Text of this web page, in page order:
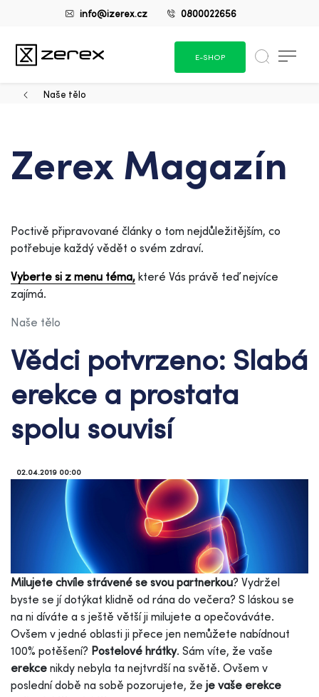
info@izerex.cz 0800022656
E-SHOP
Naše tělo
Zerex Magazín
Poctivě připravované články o tom nejdůležitějším, co
potřebuje každý vědět o svém zdraví.
Vyberte si z menu téma, které Vás právě teď nejvíce
zajímá.
Naše tělo
Vědci potvrzeno: Slabá
erekce a prostata
spolu souvisí
02.04.2019 00:00
Milujete chvíle strávené se svou partnerkou? Vydržel
byste se jí dotýkat klidně od rána do večera? S láskou se
na ni díváte a s ještě větší ji milujete a opečováváte.
Ovšem v jedné oblasti ji přece jen nemůžete nabídnout
100% potěšení? Postelové hrátky. Sám víte, že vaše
erekce nikdy nebyla ta nejtvrdší na světě. Ovšem v
poslední době na sobě pozorujete, že je vaše erekce